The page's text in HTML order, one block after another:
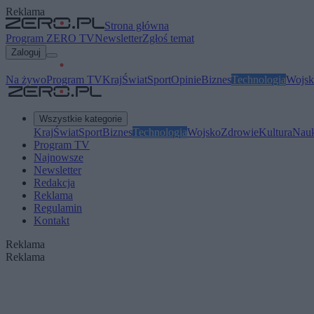
Reklama
Strona główna
Program ZERO TVNewsletterZgłoś temat
Zaloguj
Na żywoProgram TVKrajŚwiatSportOpinieBiznesTechnologia
Wszystkie kategorie
KrajŚwiatSportBiznesTechnologiaWojskoZdrowieKultura
Program TV
Najnowsze
Newsletter
Redakcja
Reklama
Regulamin
Kontakt
Reklama
Reklama